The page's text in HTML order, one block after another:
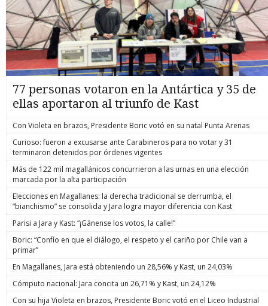
77 personas votaron en la Antártica y 35 de
ellas aportaron al triunfo de Kast
Con Violeta en brazos, Presidente Boric votó en su natal Punta Arenas
Curioso: fueron a excusarse ante Carabineros para no votar y 31
terminaron detenidos por órdenes vigentes
Más de 122 mil magallánicos concurrieron a las urnas en una elección
marcada por la alta participación
Elecciones en Magallanes: la derecha tradicional se derrumba, el
“bianchismo” se consolida y Jara logra mayor diferencia con Kast
Parisi a Jara y Kast: “¡Gánense los votos, la calle!”
Boric: “Confío en que el diálogo, el respeto y el cariño por Chile van a
primar”
En Magallanes, Jara está obteniendo un 28,56% y Kast, un 24,03%
Cómputo nacional: Jara concita un 26,71% y Kast, un 24,12%
Con su hija Violeta en brazos, Presidente Boric votó en el Liceo Industrial